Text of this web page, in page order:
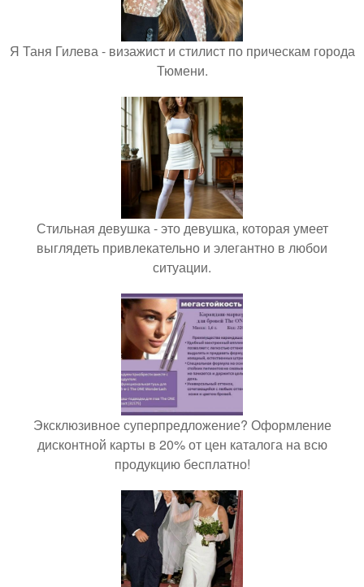
Я Таня Гилева - визажист и стилист по прическам города
Тюмени.
Стильная девушка - это девушка, которая умеет
выглядеть привлекательно и элегантно в любои
ситуации.
Эксклюзивное суперпредложение? Оформление
дисконтной карты в 20% от цен каталога на всю
продукцию бесплатно!